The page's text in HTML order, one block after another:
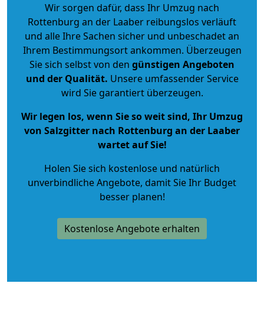
Wir sorgen dafür, dass Ihr Umzug nach
Rottenburg an der Laaber reibungslos verläuft
und alle Ihre Sachen sicher und unbeschadet an
Ihrem Bestimmungsort ankommen. Überzeugen
Sie sich selbst von den günstigen Angeboten
und der Qualität. Unsere umfassender Service
wird Sie garantiert überzeugen.
Wir legen los, wenn Sie so weit sind, Ihr Umzug
von Salzgitter nach Rottenburg an der Laaber
wartet auf Sie!
Holen Sie sich kostenlose und natürlich
unverbindliche Angebote, damit Sie Ihr Budget
besser planen!
Kostenlose Angebote erhalten